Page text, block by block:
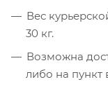
Вес
30 кг.
Возможна
либо на